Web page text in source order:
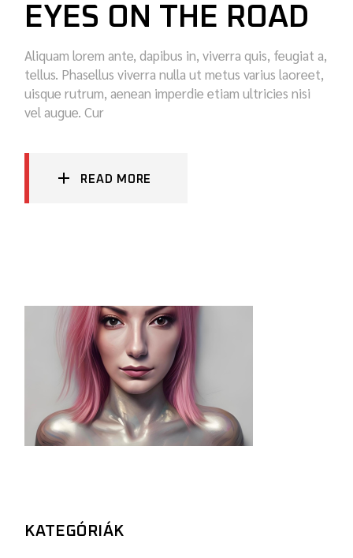
EYES ON THE ROAD
Aliquam lorem ante, dapibus in, viverra quis, feugiat a,
tellus. Phasellus viverra nulla ut metus varius laoreet,
uisque rutrum, aenean imperdie etiam ultricies nisi
vel augue. Cur
READ MORE
KATEGÓRIÁK